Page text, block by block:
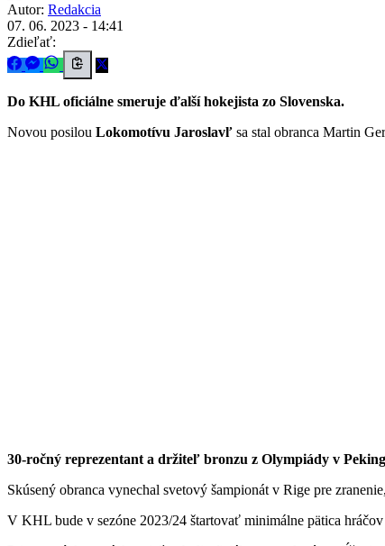
Autor: Redakcia
07. 06. 2023 - 14:41
Zdieľať:
Do KHL oficiálne smeruje ďalší hokejista zo Slovenska.
Novou posilou Lokomotívu Jaroslavľ sa stal obranca Martin
30-ročný reprezentant a držiteľ bronzu z Olympiády v
Skúsený obranca vynechal svetový šampionát v Rige pre
V KHL bude v sezóne 2023/24 štartovať minimálne pätica